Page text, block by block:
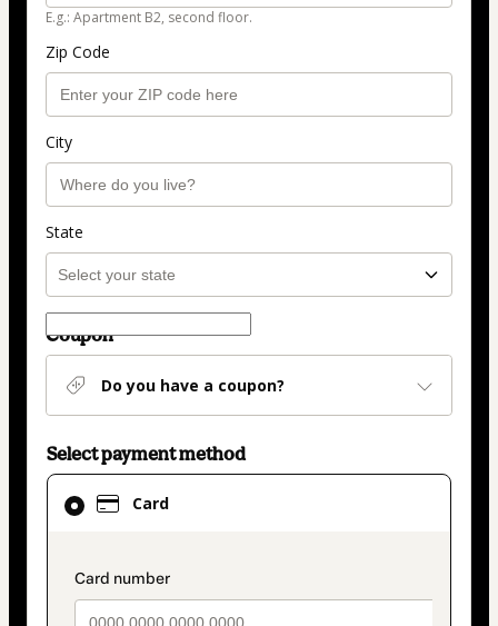
E.g.: Apartment B2, second floor.
Zip Code
City
State
Coupon
Do you have a coupon?
Select payment method
Card
payment_data.section_title_v2
Card
selected
method